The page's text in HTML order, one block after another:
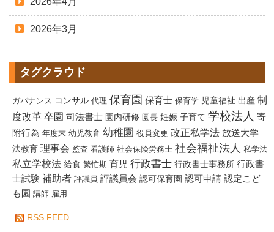
2026年3月
タグクラウド
ガバナンス コンサル 代理 保育園 保育士 保育学 児童福祉 出産 制
度改革 卒園 司法書士 園内研修 園長 妊娠 子育て 学校法人 寄
附行為 年度末 幼児教育 幼稚園 役員変更 改正私学法 放送大学
法教育 理事会 監査 看護師 社会保険労務士 社会福祉法人 私学法
私立学校法 給食 繁忙期 育児 行政書士 行政書士事務所 行政書
士試験 補助者 評議員 評議員会 認可保育園 認可申請 認定こど
も園 講師 雇用
RSS FEED